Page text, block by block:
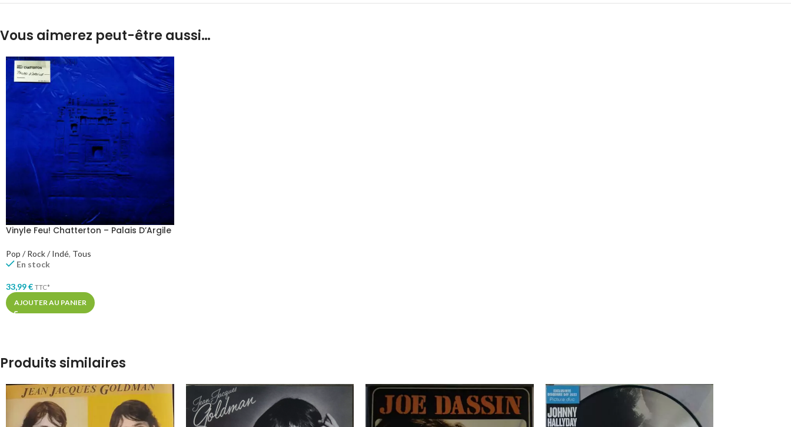
Vous aimerez peut-être aussi…
Vinyle Feu! Chatterton – Palais D’Argile
Pop / Rock / Indé, Tous
En stock
33,99€ TTC*
AJOUTER AU PANIER
Produits similaires